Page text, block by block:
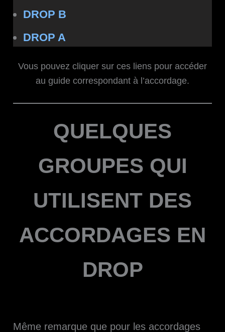
DROP B
DROP A
Vous pouvez cliquer sur ces liens pour accéder
au guide correspondant à l’accordage.
QUELQUES
GROUPES QUI
UTILISENT DES
ACCORDAGES EN
DROP
Même remarque que pour les accordages